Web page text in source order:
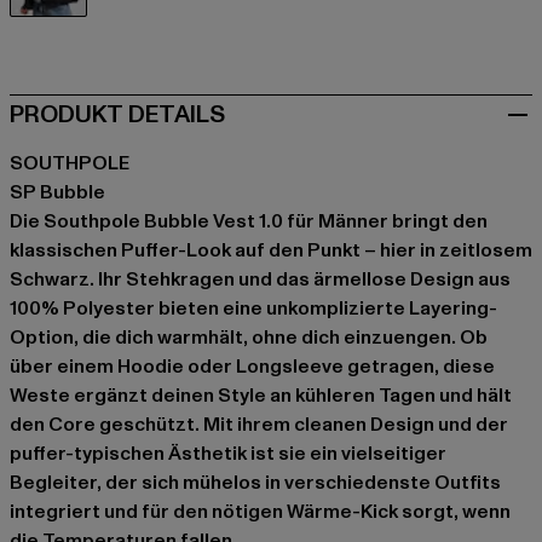
PRODUKT DETAILS
SOUTHPOLE
SP Bubble
Die Southpole Bubble Vest 1.0 für Männer bringt den
klassischen Puffer-Look auf den Punkt – hier in zeitlosem
Schwarz. Ihr Stehkragen und das ärmellose Design aus
100% Polyester bieten eine unkomplizierte Layering-
Option, die dich warmhält, ohne dich einzuengen. Ob
über einem Hoodie oder Longsleeve getragen, diese
Weste ergänzt deinen Style an kühleren Tagen und hält
den Core geschützt. Mit ihrem cleanen Design und der
puffer-typischen Ästhetik ist sie ein vielseitiger
Begleiter, der sich mühelos in verschiedenste Outfits
integriert und für den nötigen Wärme-Kick sorgt, wenn